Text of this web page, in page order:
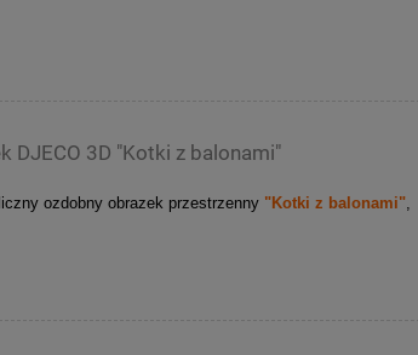
DJECO 3D "Kotki z balonami"
ozdobny obrazek przestrzenny "Kotki z balonami",